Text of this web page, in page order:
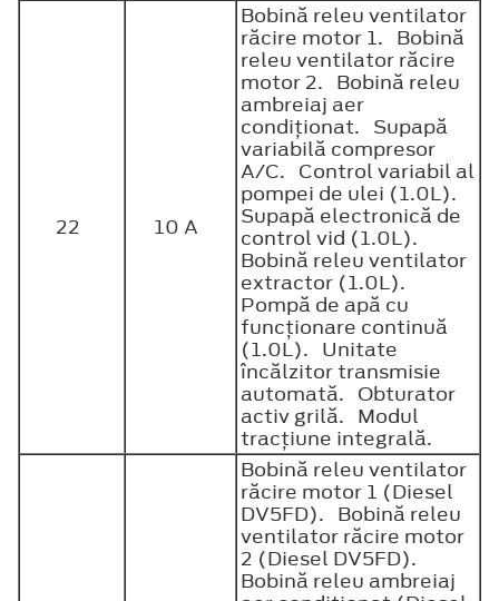
22 10 A
Bobină releu ventilator
răcire motor 1. Bobină
releu ventilator răcire
motor 2. Bobină releu
ambreiaj aer
condiţionat. Supapă
variabilă compresor
A/C. Control variabil al
pompei de ulei (1.0L).
Supapă electronică de
control vid (1.0L).
Bobină releu ventilator
extractor (1.0L).
Pompă de apă cu
funcţionare continuă
(1.0L). Unitate
încălzitor transmisie
automată. Obturator
activ grilă. Modul
tracţiune integrală.
Bobină releu ventilator
răcire motor 1 (Diesel
DV5FD). Bobină releu
ventilator răcire motor
2 (Diesel DV5FD).
Bobină releu ambreiaj